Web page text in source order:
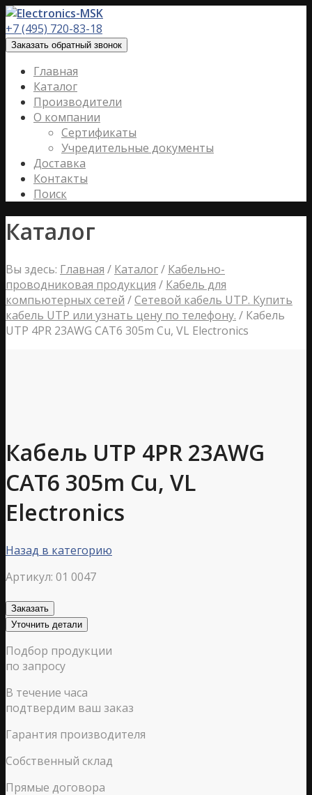
+7 (495) 720-83-18
Заказать обратный звонок
Главная
Каталог
Производители
О компании
Сертификаты
Учредительные документы
Доставка
Контакты
Поиск
Каталог
Вы здесь: Главная / Каталог/ Кабельно-
проводниковая продукция / Кабель для
компьютерных сетей /Сетевой кабель UTP. Купить
кабель UTP или узнать цену по телефону. / Кабель
UTP 4PR 23AWG CAT6 305m Cu, VL Electronics
Кабель UTP 4PR 23AWG
CAT6 305m Cu, VL
Electronics
Назад в категорию
Артикул: 01 0047
Заказать
Уточнить детали
Подбор продукции
по запросу
В течение часа
подтвердим ваш заказ
Гарантия производителя
Собственный склад
Прямые договора